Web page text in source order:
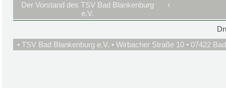
Der Vorstand des TSV Bad Blankenburg
e.V.
‹
• TSV Bad Blankenburg e.V. • Wirbacher Straße 10 • 07422